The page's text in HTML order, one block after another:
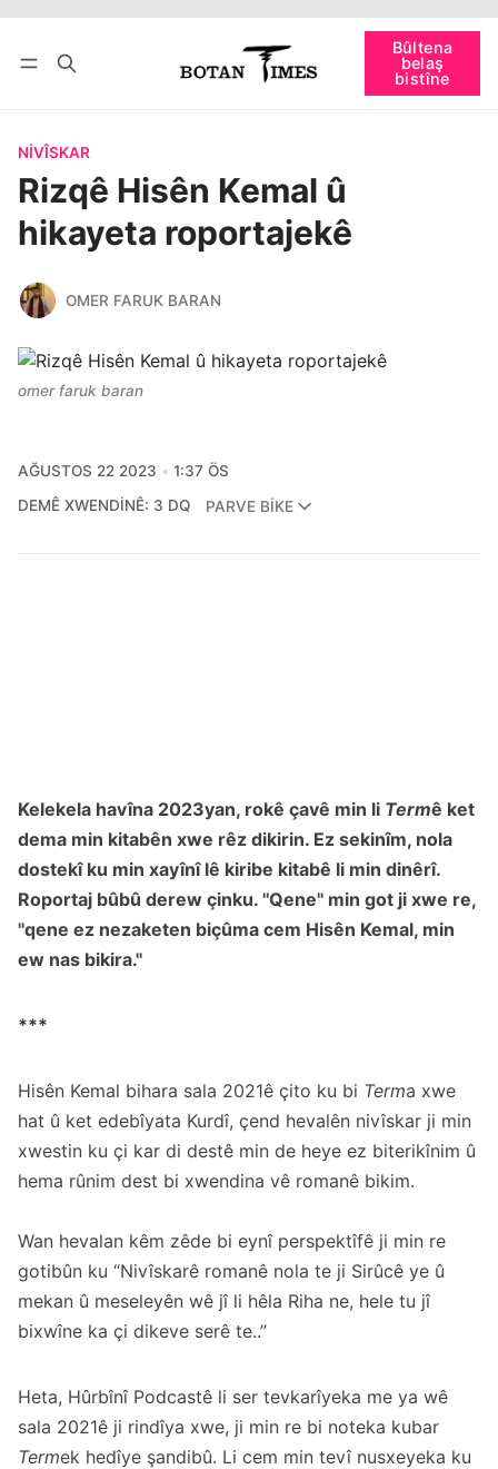
Bûltena
belaş
bistîne
bişopîne
NIVÎSKAR
Rizqê Hisên Kemal û
hikayeta roportajekê
OMER FARUK BARAN
omer faruk baran
AĞUSTOS 22 2023
1:37 ÖS
DEMÊ XWENDINÊ: 3 DQ
PARVE BIKE
Kelekela havîna 2023yan, rokê çavê min li Termê ket
dema min kitabên xwe rêz dikirin. Ez sekinîm, nola
dostekî ku min xayînî lê kiribe kitabê li min dinêrî.
Roportaj bûbû derew çinku. ''Qene'' min got ji xwe re,
''qene ez nezaketen biçûma cem Hisên Kemal, min
ew nas bikira.''
***
Hisên Kemal bihara sala 2021ê çito ku bi Terma xwe
hat û ket edebîyata Kurdî, çend hevalên nivîskar ji min
xwestin ku çi kar di destê min de heye ez biterikînim û
hema rûnim dest bi xwendina vê romanê bikim.
Wan hevalan kêm zêde bi eynî perspektîfê ji min re
gotibûn ku “Nivîskarê romanê nola te ji Sirûcê ye û
mekan û meseleyên wê jî li hêla Riha ne, hele tu jî
bixwîne ka çi dikeve serê te..”
Heta, Hûrbînî Podcastê li ser tevkarîyeka me ya wê
sala 2021ê ji rindîya xwe, ji min re bi noteka kubar
Termek hedîye şandibû. Li cem min tevî nusxeyeka ku